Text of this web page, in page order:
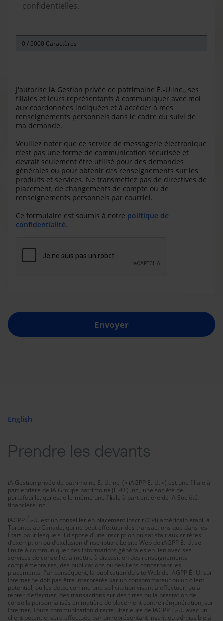
0 / 5000 Caractères
J'autorise iA Gestion privée de patrimoine É.-U inc., ses
filiales et leurs représentants à communiquer avec moi
aux coordonnées indiquées et à accéder à mes
renseignements personnels dans le cadre du suivi de
ma demande.
Veuillez noter que ce service de messagerie électronique
n’est pas une forme de communication sécurisée et
devrait seulement être utilisé pour des demandes
générales ou pour obtenir des renseignements sur les
produits et services. Ne transmettez pas de directives de
placement, de changements de compte ou de
renseignements personnels par courriel.
Ce formulaire est soumis à notre politique de
confidentialité.
Envoyer
English
Prendre les devants
iA Gestion privée de patrimoine É.-U. inc. (« iAGPP É.-U. ») est une filiale à
part entière de iA Groupe patrimoine (É.-U.) inc., une société de
portefeuille, qui est elle-même une filiale à part entière de iA Société
financière inc.
iAGPP É.-U. est un conseiller en placement inscrit (CPI) américain établi à
Toronto, au Canada, qui ne peut effectuer des transactions que dans les
États pour lesquels il dispose d’une inscription ou satisfait aux critères
d’exemption ou d’exclusion d’inscription. Le site Web de iAGPP É.-U. se
limite à communiquer des informations générales en lien avec ses
services de conseil et à mettre à disposition des renseignements
complémentaires, des publications ou des liens concernant les
placements. Par conséquent, la publication du site Web de iAGPP É.-U. sur
Internet ne doit pas être interprétée par un consommateur ou un client
potentiel, ou les deux, comme une sollicitation visant à effectuer, ou à
tenter d’effectuer, des transactions sur des titres ou la prestation de
conseils personnalisés en matière de placement contre rémunération, sur
Internet. Toute communication directe ultérieure de iAGPP É.-U. avec un
client potentiel sera effectuée par un représentant inscrit ou admissible à